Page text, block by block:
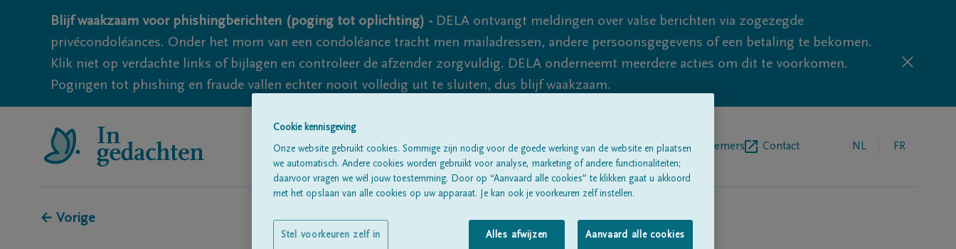
Blijf waakzaam voor phishingberichten (poging tot oplichting) - DELA ontvangt meldingen over valse berichten via zogezegde
privécondoléances. Onder het mom van een condoléance tracht men mailadressen, andere persoonsgegevens of een betaling te bekomen.
Klik niet op verdachte links of bijlagen en controleer de afzender zorgvuldig. DELA onderneemt meerdere acties om dit te voorkomen.
Pogingen tot phishing en fraude vallen echter nooit volledig uit te sluiten, dus blijf waakzaam.
Alle rouwberichtenOver onsBegrafenisondernemers Contact NL FR
← Vorige
Cookie kennisgeving
Onze website gebruikt cookies. Sommige zijn nodig voor de goede werking van de website en plaatsen
we automatisch. Andere cookies worden gebruikt voor analyse, marketing of andere functionaliteiten;
daarvoor vragen we wél jouw toestemming. Door op “Aanvaard alle cookies” te klikken gaat u akkoord
met het opslaan van alle cookies op uw apparaat. Je kan ook je voorkeuren zelf instellen.
Alles afwijzen Aanvaard alle cookies
Stel voorkeuren zelf in